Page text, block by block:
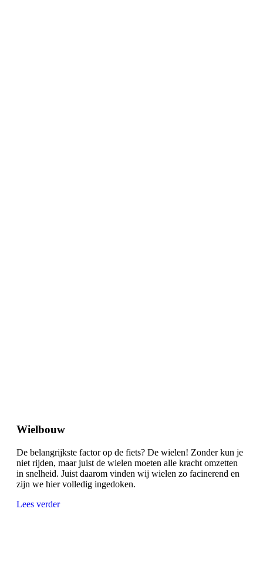
Wielbouw
De belangrijkste factor op de fiets? De wielen! Zonder kun je
niet rijden, maar juist de wielen moeten alle kracht omzetten
in snelheid. Juist daarom vinden wij wielen zo facinerend en
zijn we hier volledig ingedoken.
Lees verder